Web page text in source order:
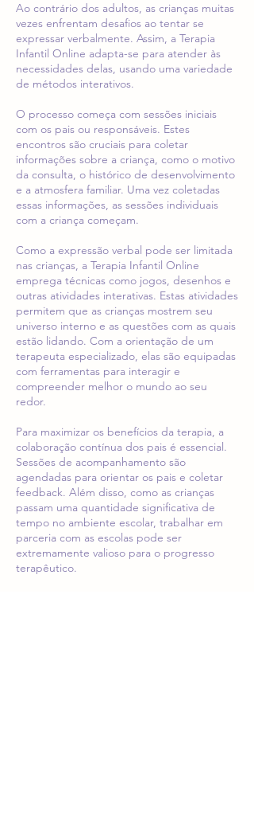
Ao contrário dos adultos, as crianças muitas
vezes enfrentam desafios ao tentar se
expressar verbalmente. Assim, a Terapia
Infantil Online adapta-se para atender às
necessidades delas, usando uma variedade
de métodos interativos.
O processo começa com sessões iniciais
com os pais ou responsáveis. Estes
encontros são cruciais para coletar
informações sobre a criança, como o motivo
da consulta, o histórico de desenvolvimento
e a atmosfera familiar. Uma vez coletadas
essas informações, as sessões individuais
com a criança começam.
Como a expressão verbal pode ser limitada
nas crianças, a Terapia Infantil Online
emprega técnicas como jogos, desenhos e
outras atividades interativas. Estas atividades
permitem que as crianças mostrem seu
universo interno e as questões com as quais
estão lidando. Com a orientação de um
terapeuta especializado, elas são equipadas
com ferramentas para interagir e
compreender melhor o mundo ao seu
redor.
Para maximizar os benefícios da terapia, a
colaboração contínua dos pais é essencial.
Sessões de acompanhamento são
agendadas para orientar os pais e coletar
feedback. Além disso, como as crianças
passam uma quantidade significativa de
tempo no ambiente escolar, trabalhar em
parceria com as escolas pode ser
extremamente valioso para o progresso
terapêutico.